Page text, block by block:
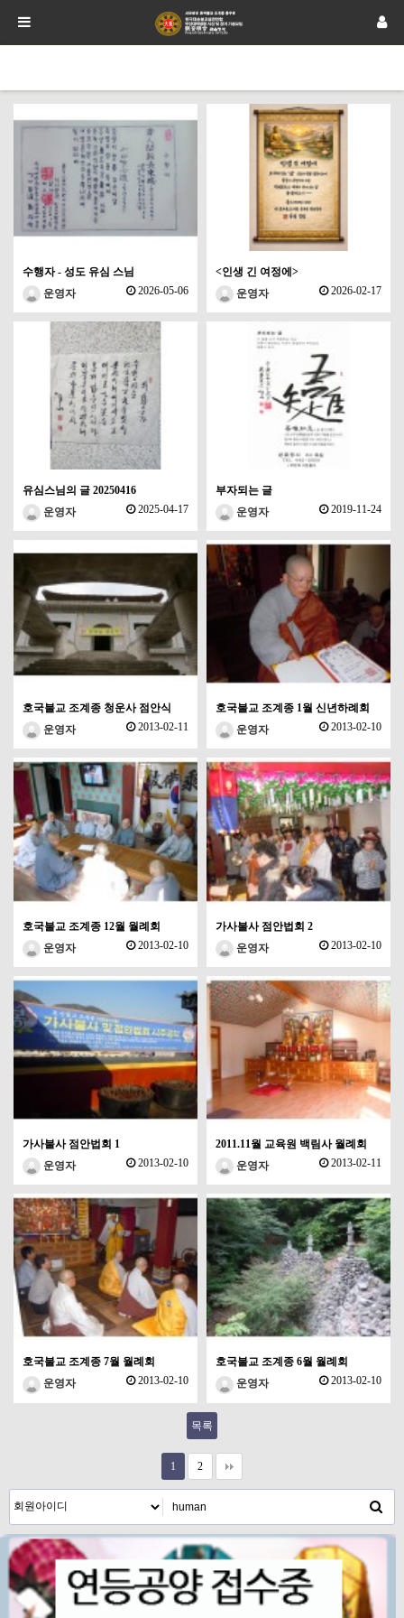
수행자 - 성도 유심 스님
운영자
2026-05-06
<인생 긴 여정에>
운영자
2026-02-17
유심스님의 글 20250416
운영자
2025-04-17
부자되는 글
운영자
2019-11-24
호국불교 조계종 청운사 점안식
운영자
2013-02-11
호국불교 조계종 1월 신년하례회
운영자
2013-02-10
호국불교 조계종 12월 월례회
운영자
2013-02-10
가사불사 점안법회 2
운영자
2013-02-10
가사불사 점안법회 1
운영자
2013-02-10
2011.11월 교육원 백림사 월례회
운영자
2013-02-11
호국불교 조계종 7월 월례회
운영자
2013-02-10
호국불교 조계종 6월 월례회
운영자
2013-02-10
목록
1 2